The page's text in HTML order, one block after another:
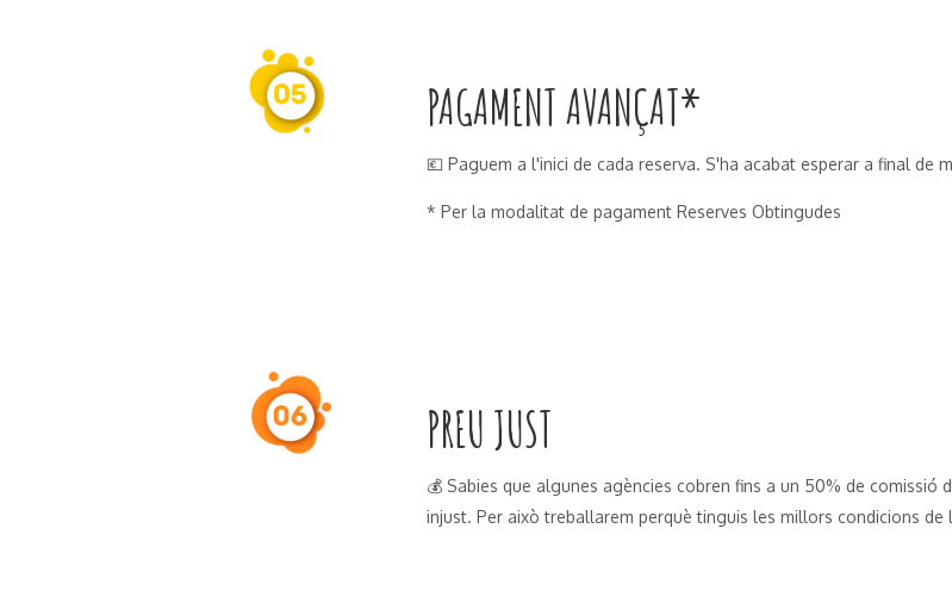
PAGAMENT AVANÇAT*
💶 Paguem a l'inici de cada reserva. S'ha acabat esperar a final de
* Per la modalitat de pagament Reserves Obtingudes
PREU JUST
💰 Sabies que algunes agències cobren fins a un 50% de
injust. Per això treballarem perquè tinguis les millors condicions de